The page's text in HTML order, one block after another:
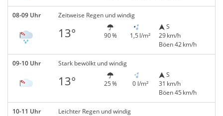
08-09 Uhr Zeitweise Regen und windig
13° 90 % 1,5 l/m²
S
29 km/h
Böen 42 km/h
09-10 Uhr Stark bewölkt und windig
13° 25 % 0 l/m²
S
31 km/h
Böen 45 km/h
10-11 Uhr Leichter Regen und windig